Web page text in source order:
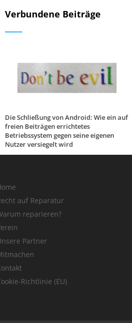
Verbundene Beiträge
Die Schließung von Android: Wie ein auf
freien Beiträgen errichtetes
Betriebssystem gegen seine eigenen
Nutzer versiegelt wird
auf Reparatur
reparieren?
Partner
Richtlinie (EU)